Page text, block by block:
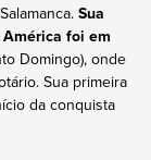
Sua
foi em
Domingo), onde
Sua primeira
da conquista